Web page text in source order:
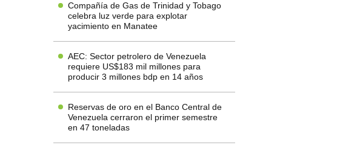
Compañía de Gas de Trinidad y Tobago
celebra luz verde para explotar
yacimiento en Manatee
AEC: Sector petrolero de Venezuela
requiere US$183 mil millones para
producir 3 millones bdp en 14 años
Reservas de oro en el Banco Central de
Venezuela cerraron el primer semestre
en 47 toneladas